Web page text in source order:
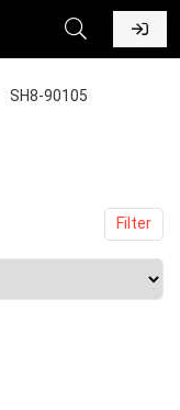
‎SH8-90105
Filter